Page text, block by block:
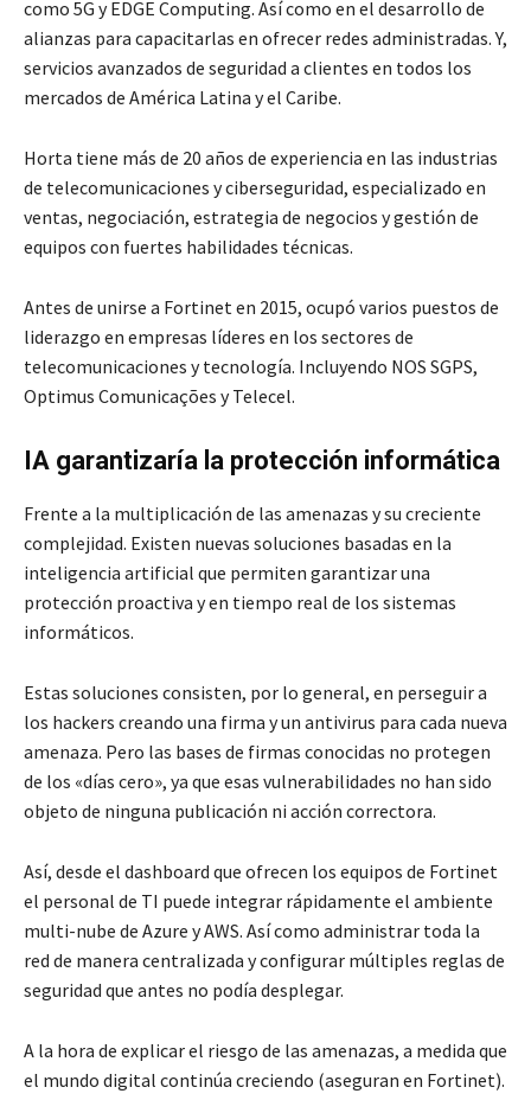
como 5G y EDGE Computing. Así como en el desarrollo de
alianzas para capacitarlas en ofrecer redes administradas. Y,
servicios avanzados de seguridad a clientes en todos los
mercados de América Latina y el Caribe.
Horta tiene más de 20 años de experiencia en las industrias
de telecomunicaciones y ciberseguridad, especializado en
ventas, negociación, estrategia de negocios y gestión de
equipos con fuertes habilidades técnicas.
Antes de unirse a Fortinet en 2015, ocupó varios puestos de
liderazgo en empresas líderes en los sectores de
telecomunicaciones y tecnología. Incluyendo NOS SGPS,
Optimus Comunicações y Telecel.
IA garantizaría la protección informática
Frente a la multiplicación de las amenazas y su creciente
complejidad. Existen nuevas soluciones basadas en la
inteligencia artificial que permiten garantizar una
protección proactiva y en tiempo real de los sistemas
informáticos.
Estas soluciones consisten, por lo general, en perseguir a
los hackers creando una firma y un antivirus para cada nueva
amenaza. Pero las bases de firmas conocidas no protegen
de los «días cero», ya que esas vulnerabilidades no han sido
objeto de ninguna publicación ni acción correctora.
Así, desde el dashboard que ofrecen los equipos de Fortinet
el personal de TI puede integrar rápidamente el ambiente
multi-nube de Azure y AWS. Así como administrar toda la
red de manera centralizada y configurar múltiples reglas de
seguridad que antes no podía desplegar.
A la hora de explicar el riesgo de las amenazas, a medida que
el mundo digital continúa creciendo (aseguran en Fortinet).